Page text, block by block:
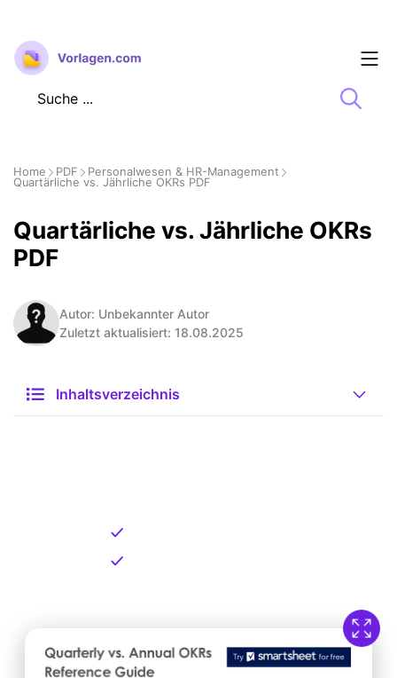
Zum
Inhalt
springen
Home PDF
Personalwesen & HR-Management
Quartärliche vs. Jährliche OKRs PDF
Quartärliche vs. Jährliche OKRs
PDF
Autor: Unbekannter Autor
Zuletzt aktualisiert: 18.08.2025
Inhaltsverzeichnis